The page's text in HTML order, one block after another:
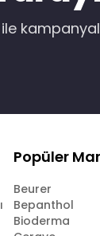
Popüler
Beurer
Bepanthol
Bioderma